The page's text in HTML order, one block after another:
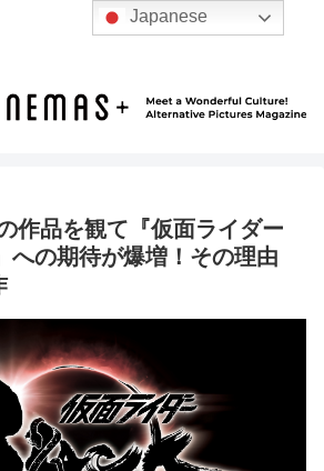
作品を観て『仮面ライダー
への期待が爆増！その理由
Japanese